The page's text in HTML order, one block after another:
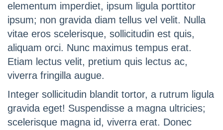
elementum imperdiet, ipsum ligula porttitor
ipsum; non gravida diam tellus vel velit. Nulla
vitae eros scelerisque, sollicitudin est quis,
aliquam orci. Nunc maximus tempus erat.
Etiam lectus velit, pretium quis lectus ac,
viverra fringilla augue.
Integer sollicitudin blandit tortor, a rutrum ligula
gravida eget! Suspendisse a magna ultricies;
scelerisque magna id, viverra erat. Donec